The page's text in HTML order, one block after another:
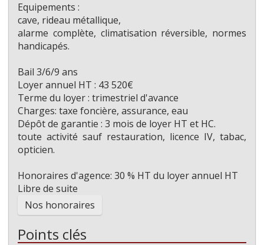
Equipements :
cave, rideau métallique,
alarme complète, climatisation réversible, normes
handicapés.
Bail 3/6/9 ans
Loyer annuel HT : 43 520€
Terme du loyer : trimestriel d'avance
Charges: taxe foncière, assurance, eau
Dépôt de garantie : 3 mois de loyer HT et HC.
toute activité sauf restauration, licence IV, tabac,
opticien.
Honoraires d'agence: 30 % HT du loyer annuel HT
Libre de suite
Nos honoraires
Points clés